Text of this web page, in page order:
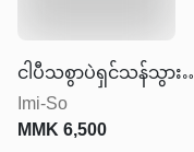
ငါပီသစွာပဲရှင်သန်သွားတ
မလို့
Imi-So
MMK6,500